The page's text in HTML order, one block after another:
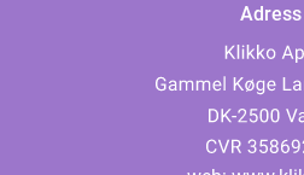
Adress